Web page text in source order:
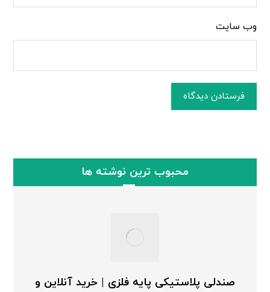
وب‌ سایت
فرستادن دیدگاه
محبوب ترین نوشته ها
صندلی پلاستیکی پایه فلزی | خرید آنلاین و